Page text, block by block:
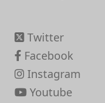
Twitter
Facebook
Instagram
Youtube